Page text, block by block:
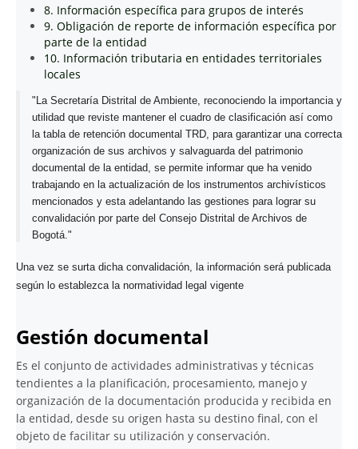
8. Información específica para grupos de interés
9. Obligación de reporte de información específica por
parte de la entidad
10. Información tributaria en entidades territoriales
locales
"La Secretaría Distrital de Ambiente, reconociendo la importancia y
utilidad que reviste mantener el cuadro de clasificación así como
la tabla de retención documental TRD, para garantizar una correcta
organización de sus archivos y salvaguarda del patrimonio
documental de la entidad, se permite informar que ha venido
trabajando en la actualización de los instrumentos archivísticos
mencionados y esta adelantando las gestiones para lograr su
convalidación por parte del Consejo Distrital de Archivos de
Bogotá."
Una vez se surta dicha convalidación, la información será publicada
según lo establezca la normatividad legal vigente
Gestión documental
Es el conjunto de actividades administrativas y técnicas
tendientes a la planificación, procesamiento, manejo y
organización de la documentación producida y recibida en
la entidad, desde su origen hasta su destino final, con el
objeto de facilitar su utilización y conservación.